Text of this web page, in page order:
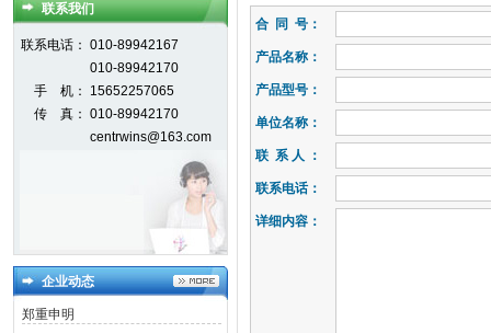
联系我们
联系电话： 010-89942167
010-89942170
手 机：
15652257065
传 真： 010-89942170
centrwins@163.com
企业动态
郑重申明
合 同 号：
产品名称：
产品型号：
单位名称：
联 系 人 ：
联系电话：
详细内容：